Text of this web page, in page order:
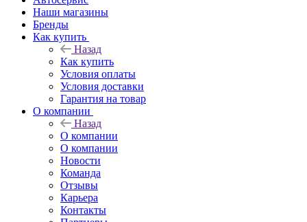
Наши магазины
Бренды
Как купить
Назад
Как купить
Условия оплаты
Условия доставки
Гарантия на товар
О компании
Назад
О компании
О компании
Новости
Команда
Отзывы
Карьера
Контакты